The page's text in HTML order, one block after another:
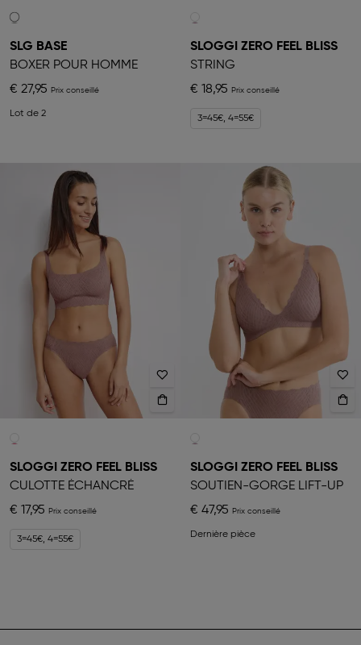
SLG BASE
BOXER POUR HOMME
€ 27,95
Lot de 2
SLOGGI ZERO FEEL BLISS
STRING
€ 18,95
3=45€, 4=55€
SLOGGI ZERO FEEL BLISS
CULOTTE ÉCHANCRÉ
€ 17,95
3=45€, 4=55€
SLOGGI ZERO FEEL BLISS
SOUTIEN-GORGE LIFT-UP
€ 47,95
Dernière pièce